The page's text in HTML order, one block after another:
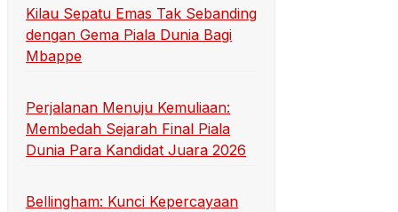
Kilau Sepatu Emas Tak Sebanding
dengan Gema Piala Dunia Bagi
Mbappe
Perjalanan Menuju Kemuliaan:
Membedah Sejarah Final Piala
Dunia Para Kandidat Juara 2026
Bellingham: Kunci Kepercayaan